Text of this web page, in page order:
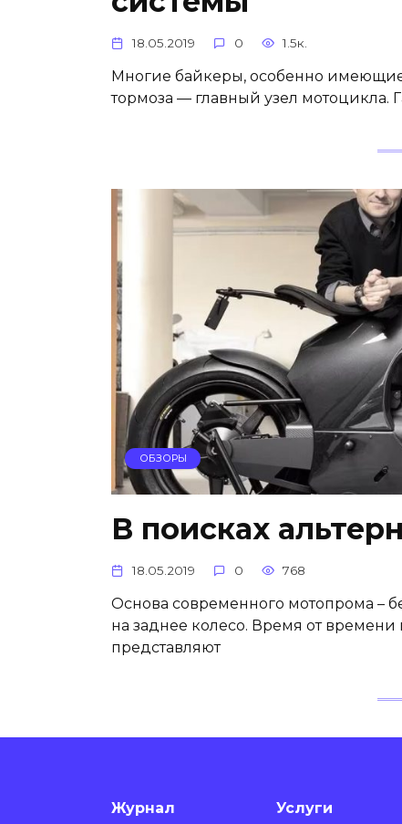
18.05.2019 0 1.5к.
Многие байкеры, особенно
тормоза — главный узел мотоцикла.
ОБЗОРЫ
В поисках
18.05.2019 0 768
Основа современного мотопрома –
на заднее колесо. Время от
представляют
Журнал Услуги